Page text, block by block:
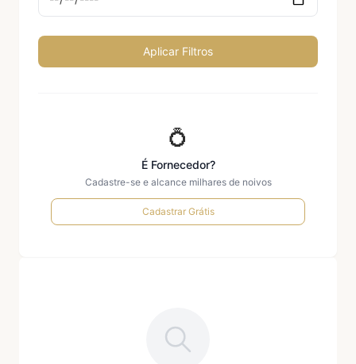
Aplicar Filtros
💍
É Fornecedor?
Cadastre-se e alcance milhares de noivos
Cadastrar Grátis